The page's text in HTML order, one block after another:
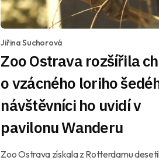
Jiřina Suchorová
Zoo Ostrava rozšířila
o vzácného loriho
návštěvníci ho uvidí v
pavilonu Wanderu
Zoo Ostrava získala z Rotterdamu